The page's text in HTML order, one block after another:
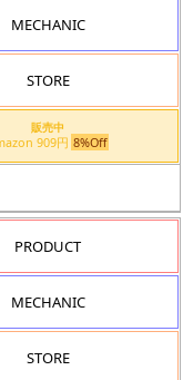
MECHANIC
STORE
販売中
Amazon 909円 8%Off
PRODUCT
MECHANIC
STORE